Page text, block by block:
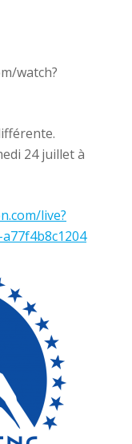
watch?
24 juillet à
live?